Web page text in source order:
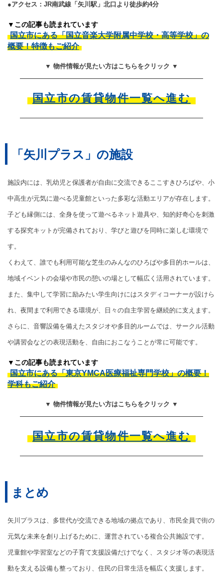
●アクセス：JR南武線「矢川駅」北口より徒歩約4分
▼この記事も読まれています
国立市にある「国立音楽大学附属中学校・高等学校」の
概要！特徴もご紹介
▼ 物件情報が見たい方はこちらをクリック ▼
国立市の賃貸物件一覧へ進む
「矢川プラス」の施設
施設内には、乳幼児と保護者が自由に交流できるここすきひろばや、小
中高生が元気に遊べる児童館といった多彩な活動エリアが存在します。
子ども縁側には、全身を使って遊べるネット遊具や、知的好奇心を刺激
する探究キットが完備されており、学びと遊びを同時に楽しむ環境で
す。
くわえて、誰でも利用可能な芝生のみんなのひろばや多目的ホールは、
地域イベントの会場や市民の憩いの場として幅広く活用されています。
また、集中して学習に励みたい学生向けにはスタディコーナーが設けら
れ、夜間まで利用できる環境が、日々の自主学習を継続的に支えます。
さらに、音響設備を備えたスタジオや多目的ルームでは、サークル活動
や講習会などの表現活動を、自由におこなうことが常に可能です。
▼この記事も読まれています
国立市にある「東京YMCA医療福祉専門学校」の概要！
学科もご紹介
▼ 物件情報が見たい方はこちらをクリック ▼
国立市の賃貸物件一覧へ進む
まとめ
矢川プラスは、多世代が交流できる地域の拠点であり、市民全員で街の
元気な未来を創り上げるために、運営されている複合公共施設です。
児童館や学習室などの子育て支援設備だけでなく、スタジオ等の表現活
動を支える設備も整っており、住民の日常生活を幅広く支援します。